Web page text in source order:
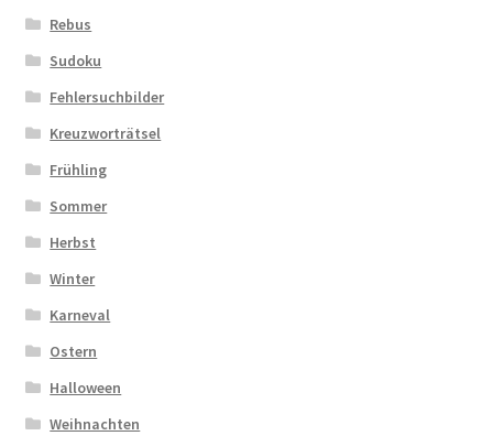
Rebus
Sudoku
Fehlersuchbilder
Kreuzworträtsel
Frühling
Sommer
Herbst
Winter
Karneval
Ostern
Halloween
Weihnachten